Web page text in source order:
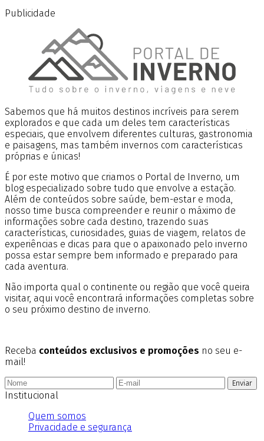
Publicidade
Sabemos que há muitos destinos incríveis para serem
explorados e que cada um deles tem características
especiais, que envolvem diferentes culturas, gastronomia
e paisagens, mas também invernos com características
próprias e únicas!
É por este motivo que criamos o Portal de Inverno, um
blog especializado sobre tudo que envolve a estação.
Além de conteúdos sobre saúde, bem-estar e moda,
nosso time busca compreender e reunir o máximo de
informações sobre cada destino, trazendo suas
características, curiosidades, guias de viagem, relatos de
experiências e dicas para que o apaixonado pelo inverno
possa estar sempre bem informado e preparado para
cada aventura.
Não importa qual o continente ou região que você queira
visitar, aqui você encontrará informações completas sobre
o seu próximo destino de inverno.
Receba conteúdos exclusivos e promoções no seu e-
mail!
Enviar
Institucional
Quem somos
Privacidade e segurança